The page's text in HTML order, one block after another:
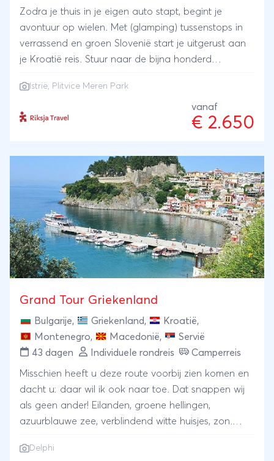
Zodra je thuis in je eigen auto stapt, begint je
avontuur op wielen. Met (glamping) tussenstops in
verrassend en groen Slovenië start je uitgerust aan
je Kroatië reis. Stuur naar de bijna honderd
azuurblauwe zee van Kroatië. Deze rondreis is een
mix van cultuur en natuur: wijngaarden en
meren, kastelen en paleizen, koken bij een lokale
Istrië, Plitvice Meren Park
vanaf
€ 2.650
Grand Tour Griekenland
Bulgarije, Griekenland, Kroatië,
Montenegro, Macedonië,
Servië
43 dagen
Individuele rondreis Camperreis
Misschien heeft u deze route voorbij zien komen en
dacht u: daar wil ik ook naar toe. Dat snappen wij
als geen ander! Eilanden, groene hellingen,
azuurblauwe zee, verblindend witte huisjes, zon.
woord voldoende is: Griekenland. Maar Griekenland
Delphi